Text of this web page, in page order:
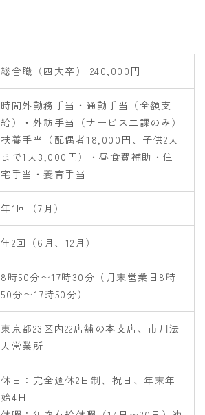
総合職（四大卒） 240,000円
時間外勤務手当・通勤手当（全額支
給）・外訪手当（サービス二課のみ）
扶養手当（配偶者18,000円、子供2人
まで1人3,000円）・昼食費補助・住
宅手当・養育手当
年1回（7月）
年2回（6月、12月）
8時50分〜17時30分（月末営業日8時
50分〜17時50分）
東京都23区内22店舗の本支店、市川法
人営業所
休日：完全週休2日制、祝日、年末年
始4日